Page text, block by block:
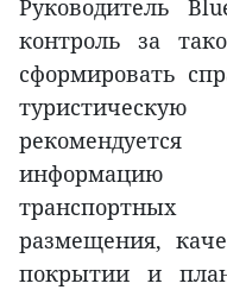
Руководитель
контроль за
сформировать
информацию
транспортных
размещения,
покрытии и